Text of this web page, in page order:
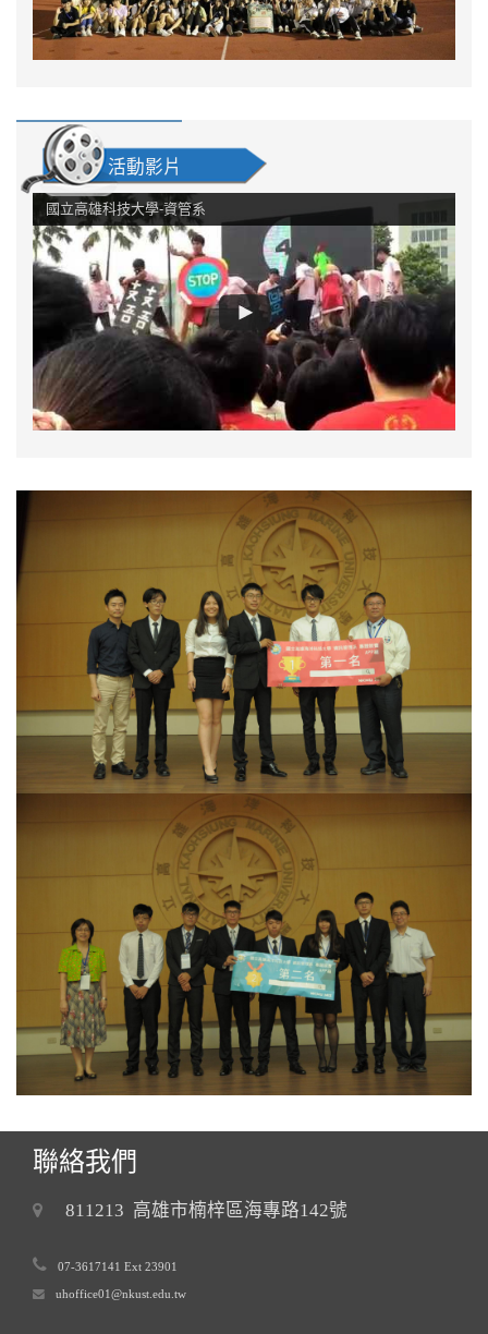
活動影片
國立高雄科技大學-資管系
聯絡我們
811213 高雄市楠梓區海專路142號
07-3617141 Ext 23901
uhoffice01@nkust.edu.tw